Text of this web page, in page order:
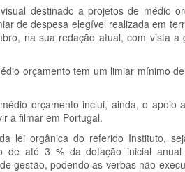
destinado a projetos de médio
de despesa elegível realizada em
na sua redação atual, com vista a
orçamento tem um limiar mínimo
orçamento inclui, ainda, o apoio
a filmar em Portugal.
orgânica do referido Instituto,
de até 3 % da dotação inicial
gestão, podendo as verbas não